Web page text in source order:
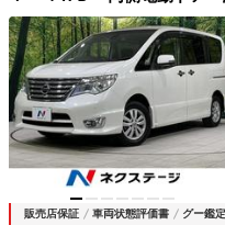
マージェンシーブレーキ
ド ビルトインＥＴＣ ク
線逸脱警報 オートライト
販売店保証 車両状態評価書 グー鑑定